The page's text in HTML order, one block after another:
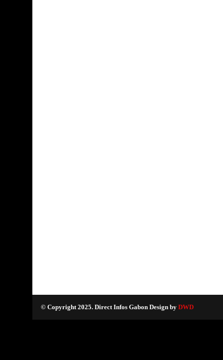
© Copyright 2025. Direct Infos Gabon Design by DWD